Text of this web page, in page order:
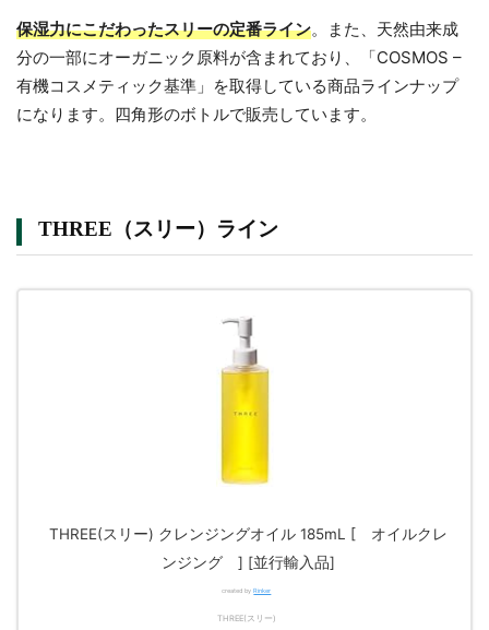
保湿力にこだわったスリーの定番ライン。また、天然由来成
分の一部にオーガニック原料が含まれており、「COSMOS –
有機コスメティック基準」を取得している商品ラインナップ
になります。四角形のボトルで販売しています。
THREE（スリー）ライン
THREE(スリー) クレンジングオイル 185mL [ オイルクレ
ンジング ] [並行輸入品]
created byRinker
THREE(スリー)